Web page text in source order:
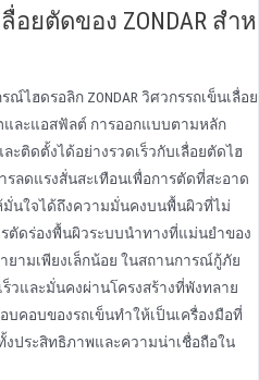
ยตัดของ ZONDAR สําห
ฮดรอลิก ZONDAR วิศวกรรถเข็นเลื่อย
ละแอสฟัลต์ การออกแบบตามหลัก
ะติดตั้งได้อย่างรวดเร็วกับเลื่อยตัดไฮ
ลดแรงสั่นสะเทือนเพื่อการตัดที่สะอาด
นใจได้ถึงความมั่นคงบนพื้นผิวที่ไม่
ตัดร่องพื้นผิวระบบนําทางที่แม่นยําของ
ามเพียงเล็กน้อย ในสถานการณ์กู้ภัย
วและมั่นคงผ่านโครงสร้างที่พังทลาย
คอบของรถเข็นทําให้เป็นเครื่องมือที่
ประสิทธิภาพและความน่าเชื่อถือใน